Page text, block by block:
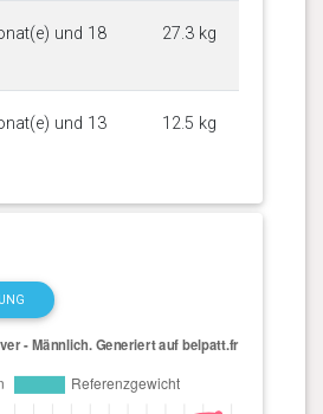
und 18
27.3 kg
und 13
12.5 kg